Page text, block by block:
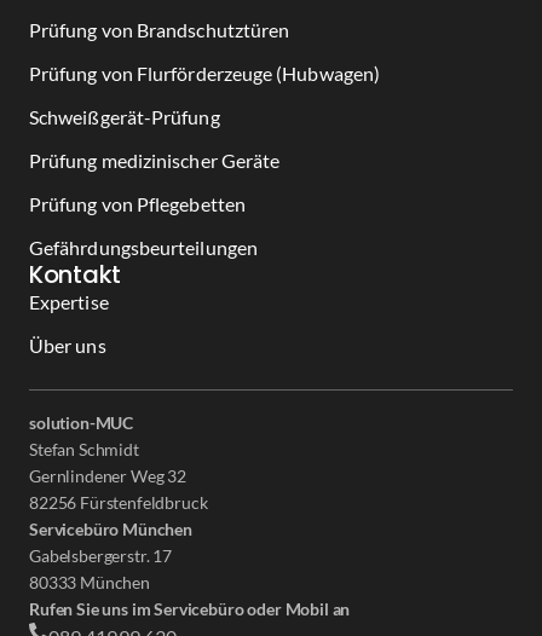
Prüfung von Brandschutztüren
Prüfung von Flurförderzeuge (Hubwagen)
Schweißgerät-Prüfung
Prüfung medizinischer Geräte
Prüfung von Pflegebetten
Gefährdungsbeurteilungen
Kontakt
Expertise
Über uns
solution-MUC
Stefan Schmidt
Gernlindener Weg 32
82256 Fürstenfeldbruck
Servicebüro München
Gabelsbergerstr. 17
80333 München
Rufen Sie uns im Servicebüro oder Mobil an